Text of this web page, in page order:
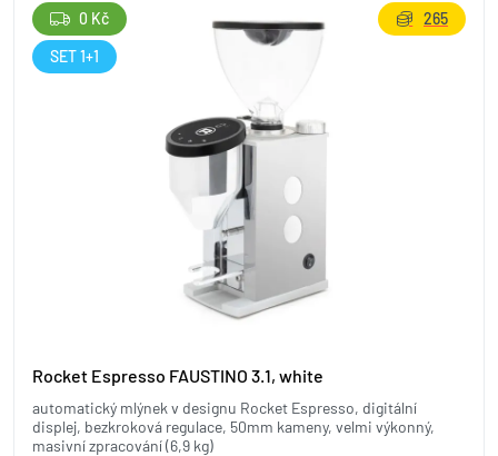
Rocket Espresso FAUSTINO 3.1, white
automatický mlýnek v designu Rocket Espresso, digitální
displej, bezkroková regulace, 50mm kameny, velmi výkonný,
masivní zpracování (6,9 kg)
0 Kč
SET 1+1
265